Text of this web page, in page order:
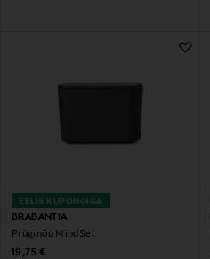
EELIS KUPONGIGA
BRABANTIA
Prüginõu MindSet
Original Price
19,75 €